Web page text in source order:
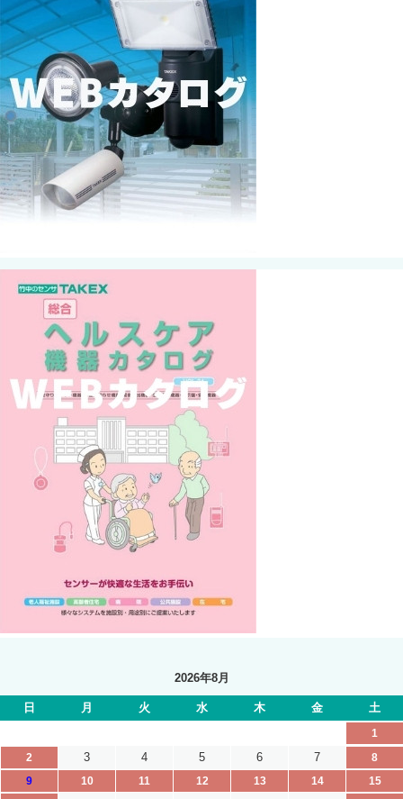
2026年8月
日 月 火 水 木 金 土
1
2
3 4 5 6 7
8
9
10 11 12 13 14
15